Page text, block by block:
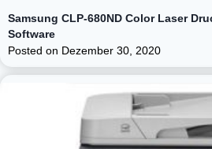
Samsung CLP-680ND Color Laser
Software
Posted on Dezember 30, 2020